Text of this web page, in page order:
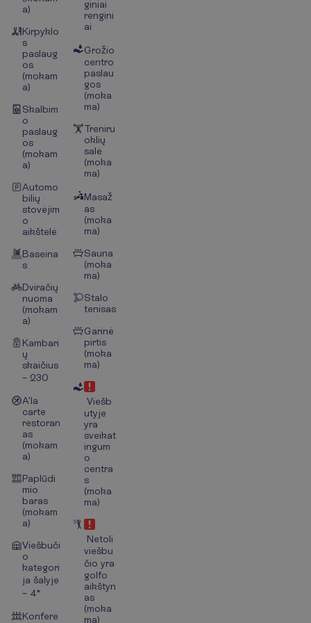
a)
Kirpyklo
s
paslaug
os
(mokam
a)
Skalbim
o
paslaug
os
(mokam
a)
Automo
bilių
stovėjim
o
aikštelė
Baseina
s
Dviračių
nuoma
(mokam
a)
Kambari
ų
skaičius
– 230
A'la
carte
restoran
as
(mokam
a)
Paplūdi
mio
baras
(mokam
a)
Viešbuči
o
kategori
ja šalyje
– 4*
Konfere
giniai
rengini
ai
Grožio
centro
paslau
gos
(moka
ma)
Treniru
oklių
salė
(moka
ma)
Masaž
as
(moka
ma)
Sauna
(moka
ma)
Stalo
tenisas
Garinė
pirtis
(moka
ma)
Viešb
utyje
yra
sveikat
ingum
o
centra
s
(moka
ma)
Netoli
viešbu
čio yra
golfo
aikštyn
as
(moka
ma)